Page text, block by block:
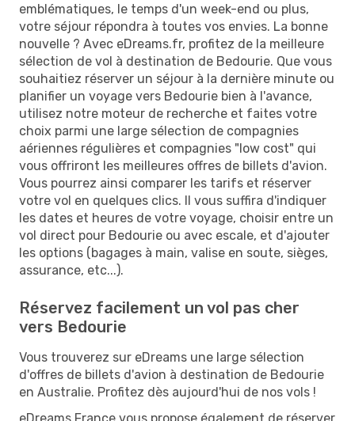
emblématiques, le temps d'un week-end ou plus,
votre séjour répondra à toutes vos envies. La bonne
nouvelle ? Avec eDreams.fr, profitez de la meilleure
sélection de vol à destination de Bedourie. Que vous
souhaitiez réserver un séjour à la dernière minute ou
planifier un voyage vers Bedourie bien à l'avance,
utilisez notre moteur de recherche et faites votre
choix parmi une large sélection de compagnies
aériennes régulières et compagnies "low cost" qui
vous offriront les meilleures offres de billets d'avion.
Vous pourrez ainsi comparer les tarifs et réserver
votre vol en quelques clics. Il vous suffira d'indiquer
les dates et heures de votre voyage, choisir entre un
vol direct pour Bedourie ou avec escale, et d'ajouter
les options (bagages à main, valise en soute, sièges,
assurance, etc...).
Réservez facilement un vol pas cher
vers Bedourie
Vous trouverez sur eDreams une large sélection
d'offres de billets d'avion à destination de Bedourie
en Australie. Profitez dès aujourd'hui de nos vols !